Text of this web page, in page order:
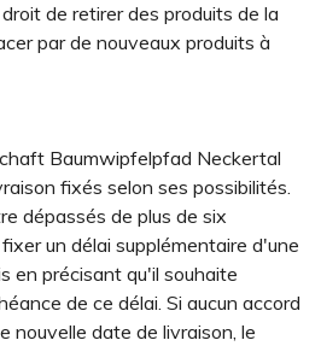
de retirer des produits de la
par de nouveaux produits à
Baumwipfelpfad Neckertal
fixés selon ses possibilités.
dépassés de plus de six
un délai supplémentaire d'une
en précisant qu'il souhaite
de ce délai. Si aucun accord
nouvelle date de livraison, le